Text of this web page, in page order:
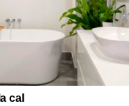
cal